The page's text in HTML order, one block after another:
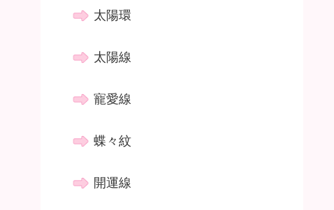
太陽環
太陽線
寵愛線
蝶々紋
開運線